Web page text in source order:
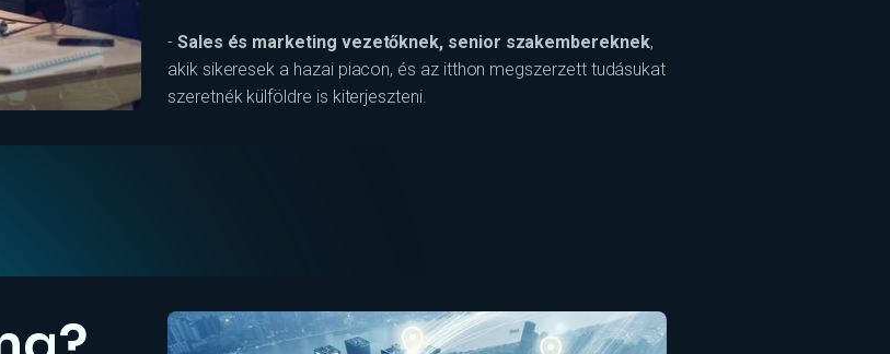
- Sales és marketing vezetőknek, senior szakembereknek,
akik sikeresek a hazai piacon, és az itthon megszerzett tudásukat
szeretnék külföldre is kiterjeszteni.